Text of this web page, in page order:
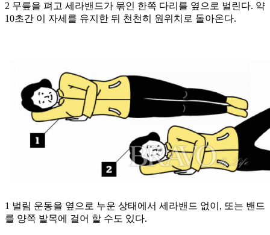
2 무릎을 펴고 세라밴드가 묶인 한쪽 다리를 옆으로 벌린다. 약
10초간 이 자세를 유지한 뒤 천천히 원위치로 돌아온다.
1 벌림 운동을 옆으로 누운 상태에서 세라밴드 없이, 또는 밴드
를 양쪽 발목에 걸어 할 수도 있다.